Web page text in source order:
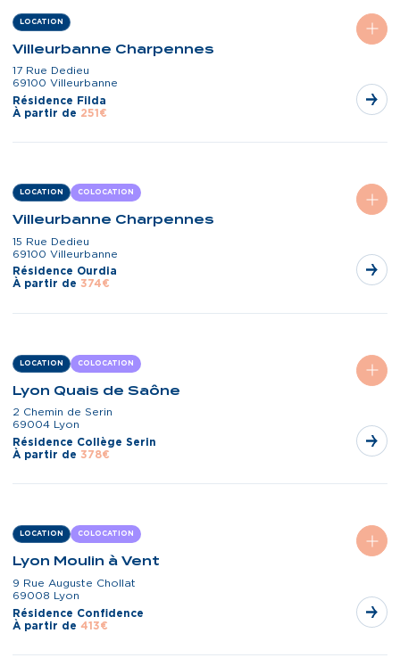
LOCATION
Villeurbanne Charpennes
17 Rue Dedieu
69100 Villeurbanne
Résidence Filda
À partir de 251€
LOCATION COLOCATION
Villeurbanne Charpennes
15 Rue Dedieu
69100 Villeurbanne
Résidence Ourdia
À partir de 374€
LOCATION COLOCATION
Lyon Quais de Saône
2 Chemin de Serin
69004 Lyon
Résidence Collège Serin
À partir de 378€
LOCATION COLOCATION
Lyon Moulin à Vent
9 Rue Auguste Chollat
69008 Lyon
Résidence Confidence
À partir de 413€